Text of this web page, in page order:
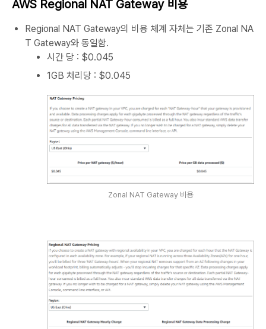
AWS Regional NAT Gateway 비용
Regional NAT Gateway의 비용 체계 자체는 기존 Zonal NA
T Gateway와 동일함.
시간 당 : $0.045
1GB 처리당 : $0.045
Zonal NAT Gateway 비용